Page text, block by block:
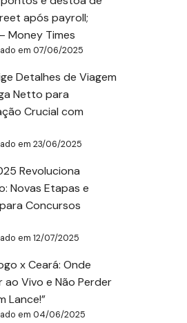
após payroll;
Money Times
em 07/06/2025
Detalhes de Viagem
Netto para
Crucial com
em 23/06/2025
Revoluciona
Novas Etapas e
Concursos
em 12/07/2025
x Ceará: Onde
ao Vivo e Não Perder
Lance!”
em 04/06/2025